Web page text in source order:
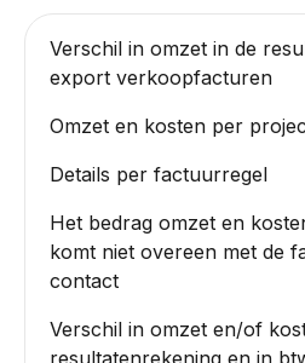
Verschil in omzet in de
export verkoopfacturen
Omzet en kosten per
Details per factuurregel
Het bedrag omzet en
komt niet overeen met de
contact
Verschil in omzet en/of